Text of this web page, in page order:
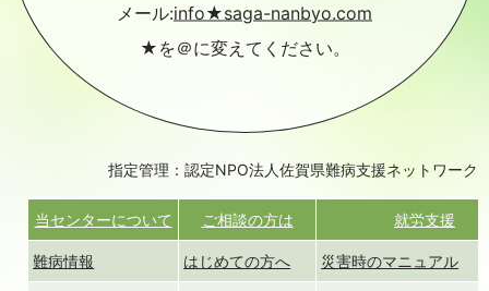
メール:info★saga-nanbyo.com
★を＠に変えてください。
指定管理：認定NPO法人佐賀県難病支援ネットワーク
当センターについて ご相談の方は 就労支援
難病情報 はじめての方へ 災害時のマニュアル